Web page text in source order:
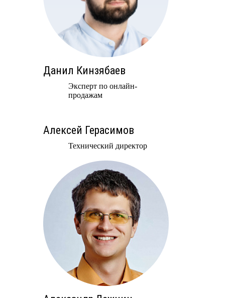
Данил Кинзябаев
Эксперт по онлайн-
продажам
Алексей Герасимов
Технический директор